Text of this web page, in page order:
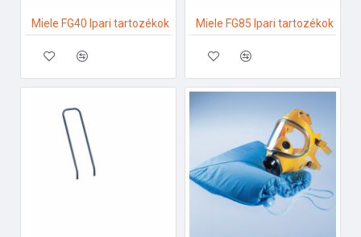
Miele FG40 Ipari tartozékok Miele FG85 Ipari tartozékok